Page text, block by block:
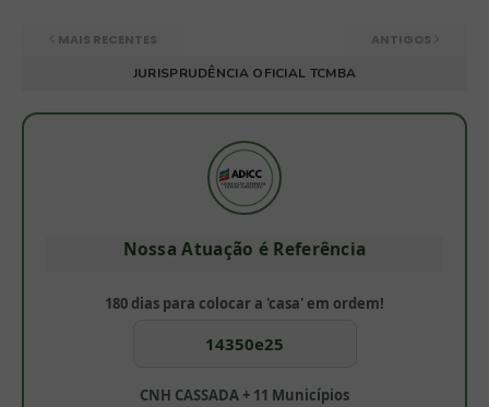
MAIS RECENTES
ANTIGOS
JURISPRUDÊNCIA OFICIAL TCMBA
Nossa Atuação é Referência
180 dias para colocar a 'casa' em ordem!
14350e25
CNH CASSADA + 11 Municípios